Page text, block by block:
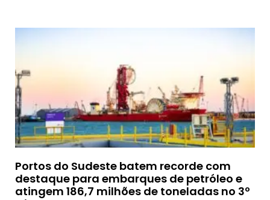
Portos do Sudeste batem recorde com
destaque para embarques de petróleo e
atingem 186,7 milhões de toneladas no 3º